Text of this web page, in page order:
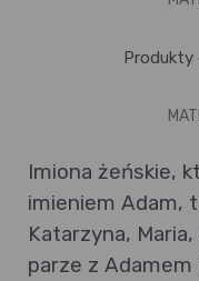
Imiona żeńskie,
imieniem Adam,
Katarzyna,
parze z